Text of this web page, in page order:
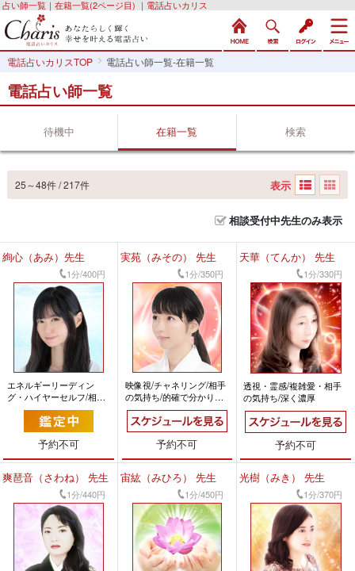
占い師一覧｜在籍一覧(2ページ目) ｜電話占いカリス
電話占いカリスTOP 電話占い師一覧-在籍一覧
電話占い師一覧
待機中 在籍一覧 検索
25～48件 / 217件 表示
相談受付中先生のみ表示
絢心（あみ）先生
1分/400円
エネルギーリーディン
グ・ハイヤーセルフ/相手
の気持ち/的確で頼れる
予約不可
実苑（みその） 先生
1分/350円
映像視/チャネリング/相手
の気持ち/的確で分かりや
すい
予約不可
天華（てんか） 先生
1分/330円
透視・霊感/複雑愛・相手
の気持ち/深く濃厚
予約不可
爽琶音（さわね） 先生
1分/440円
宙紘（みひろ） 先生
1分/450円
光樹（みき） 先生
1分/370円